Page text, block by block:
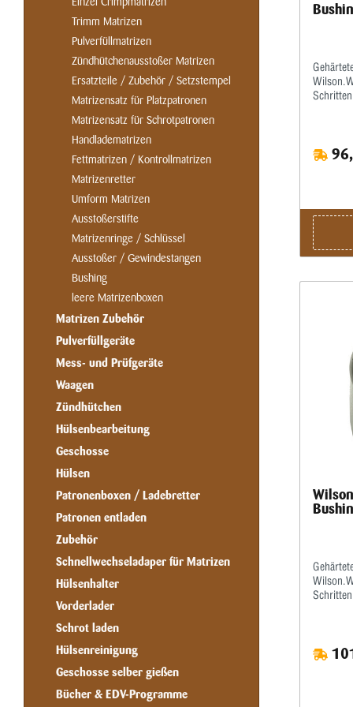
Trimm Matrizen
Pulverfüllmatrizen
Zündhütchenausstoßer Matrizen
Ersatzteile / Zubehör / Setzstempel
Matrizensatz für Platzpatronen
Matrizensatz für Schrotpatronen
Handladematrizen
Fettmatrizen / Kontrollmatrizen
Matrizenretter
Umform Matrizen
Ausstoßerstifte
Matrizenringe / Schlüssel
Ausstoßer / Gewindestangen
Bushing
leere Matrizenboxen
Matrizen Zubehör
Pulverfüllgeräte
Mess- und Prüfgeräte
Waagen
Zündhütchen
Hülsenbearbeitung
Geschosse
Hülsen
Patronenboxen / Ladebretter
Patronen entladen
Zubehör
Schnellwechseladaper für Matrizen
Hülsenhalter
Vorderlader
Schrot laden
Hülsenreinigung
Geschosse selber gießen
Bücher & EDV-Programme
zur Mitte
Messing
Weise
oder
Sie
0,003"
zwei
zur Mitte